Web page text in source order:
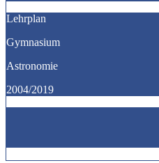
Lehrplan
Gymnasium
Astronomie
2004/2019